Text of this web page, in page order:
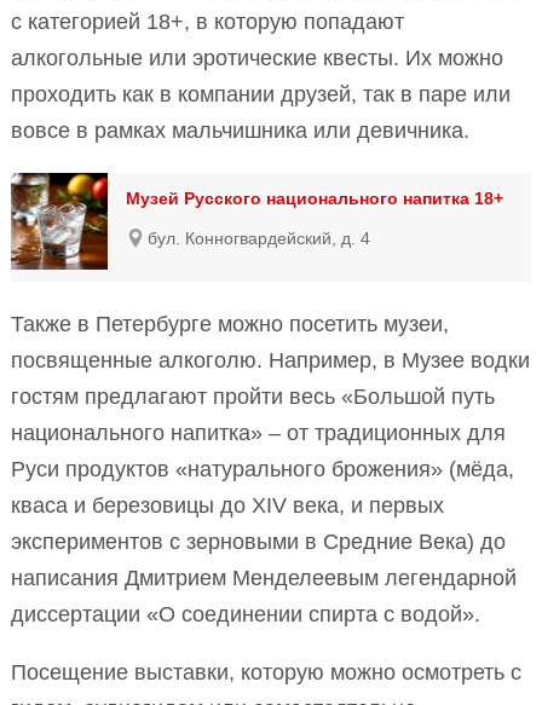
с категорией 18+, в которую попадают
алкогольные или эротические квесты. Их можно
проходить как в компании друзей, так в паре или
вовсе в рамках мальчишника или девичника.
Музей Русского национального напитка 18+
бул. Конногвардейский, д. 4
Также в Петербурге можно посетить музеи,
посвященные алкоголю. Например, в Музее водки
гостям предлагают пройти весь «Большой путь
национального напитка» – от традиционных для
Руси продуктов «натурального брожения» (мёда,
кваса и березовицы до XIV века, и первых
экспериментов с зерновыми в Средние Века) до
написания Дмитрием Менделеевым легендарной
диссертации «О соединении спирта с водой».
Посещение выставки, которую можно осмотреть с